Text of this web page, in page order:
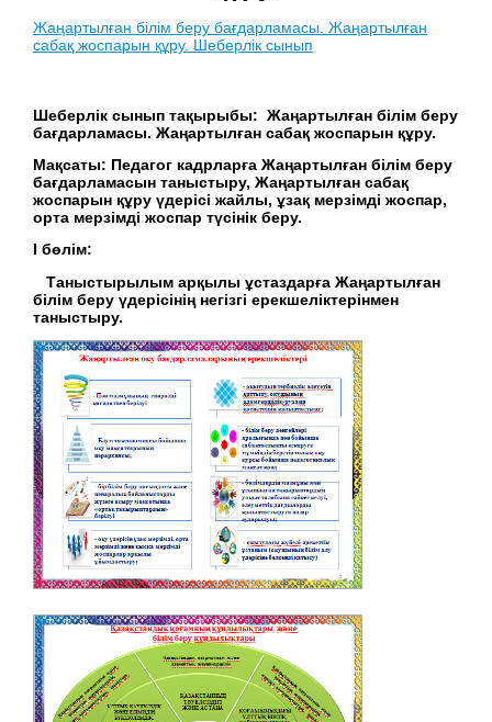
Жаңартылған білім беру бағдарламасы. Жаңартылған
сабақ жоспарын құру. Шеберлік сынып
Шеберлік сынып тақырыбы: Жаңартылған білім беру
бағдарламасы. Жаңартылған сабақ жоспарын құру.
Мақсаты: Педагог кадрларға Жаңартылған білім беру
бағдарламасын таныстыру, Жаңартылған сабақ
жоспарын құру үдерісі жайлы, ұзақ мерзімді жоспар,
орта мерзімді жоспар түсінік беру.
І бөлім:
Таныстырылым арқылы ұстаздарға Жаңартылған
білім беру үдерісінің негізгі ерекшеліктерінмен
таныстыру.